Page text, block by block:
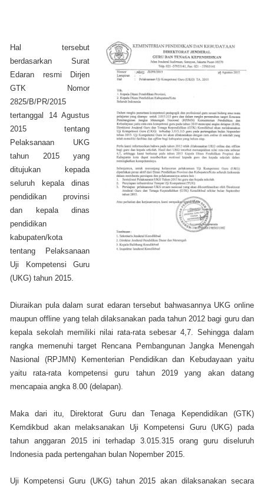
Hal tersebut
berdasarkan Surat
Edaran resmi Dirjen
GTK Nomor
2825/B/PR/2015
tertanggal 14 Agustus
2015 tentang
Pelaksanaan UKG
tahun 2015 yang
ditujukan kepada
seluruh kepala dinas
pendidikan provinsi
dan kepala dinas
pendidikan
kabupaten/kota
tentang Pelaksanaan
Uji Kompetensi Guru
(UKG) tahun 2015.
Diuraikan pula dalam surat edaran tersebut bahwasannya UKG online
maupun offline yang telah dilaksanakan pada tahun 2012 bagi guru dan
kepala sekolah memiliki nilai rata-rata sebesar 4,7. Sehingga dalam
rangka memenuhi target Rencana Pembangunan Jangka Menengah
Nasional (RPJMN) Kementerian Pendidikan dan Kebudayaan yaitu
yaitu rata-rata kompetensi guru tahun 2019 yang akan datang
mencapaia angka 8.00 (delapan).
Maka dari itu, Direktorat Guru dan Tenaga Kependidikan (GTK)
Kemdikbud akan melaksanakan Uji Kompetensi Guru (UKG) pada
tahun anggaran 2015 ini terhadap 3.015.315 orang guru diseluruh
Indonesia pada pertengahan bulan Nopember 2015.
Uji Kompetensi Guru (UKG) tahun 2015 akan dilaksanakan secara